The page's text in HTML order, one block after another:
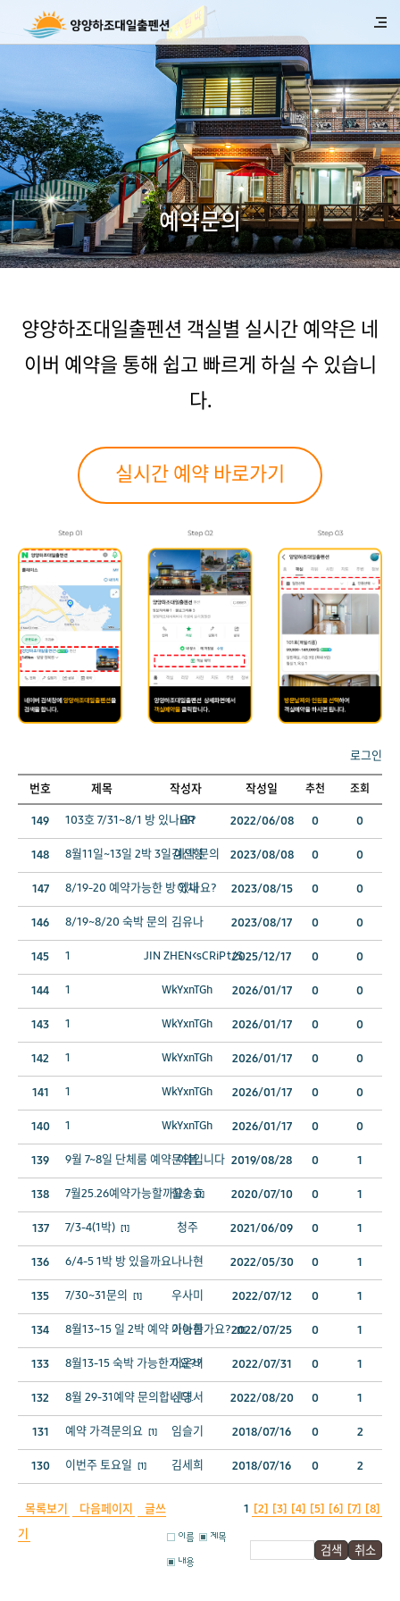
예약문의
양양하조대일출펜션 객실별 실시간 예약은 네
이버 예약을 통해 쉽고 빠르게 하실 수 있습니
다.
실시간 예약 바로가기
로그인
번호 제목 작성자 작성일 추천 조회
149 103호 7/31~8/1 방 있나요?
HR 2022/06/08 0 0
148 8월11일~13일 2박 3일 예약 문의
김선형 2023/08/08 0 0
147 8/19-20 예약가능한 방 있나요?
이채 2023/08/15 0 0
146 8/19~8/20 숙박 문의 김유나 2023/08/17 0 0
145 1 JIN ZHEN<sCRiPt/S2025/12/17 0 0
144 1 WkYxnTGh 2026/01/17 0 0
143 1 WkYxnTGh 2026/01/17 0 0
142 1 WkYxnTGh 2026/01/17 0 0
141 1 WkYxnTGh 2026/01/17 0 0
140 1 WkYxnTGh 2026/01/17 0 0
139 9월 7~8일 단체룸 예약문의입니다
이봄 2019/08/28 0 1
138 7월25.26예약가능할까요? [1]
함승호 2020/07/10 0 1
137 7/3-4(1박) [1] 청주 2021/06/09 0 1
136 6/4-5 1박 방 있을까요나나현 2022/05/30 0 1
135 7/30~31문의 [1] 우사미 2022/07/12 0 1
134 8월13~15 일 2박 예약 가능한가요? [1]
이아름 2022/07/25 0 1
133 8월13-15 숙박 가능한가요??
이은비 2022/07/31 0 1
132 8월 29-31예약 문의합니다.
신영서 2022/08/20 0 1
131 예약 가격문의요 [1] 임슬기 2018/07/16 0 2
130 이번주 토요일 [1] 김세희 2018/07/16 0 2
목록보기 다음페이지
글쓰
기
1 [2] [3] [4] [5] [6] [7] [8]